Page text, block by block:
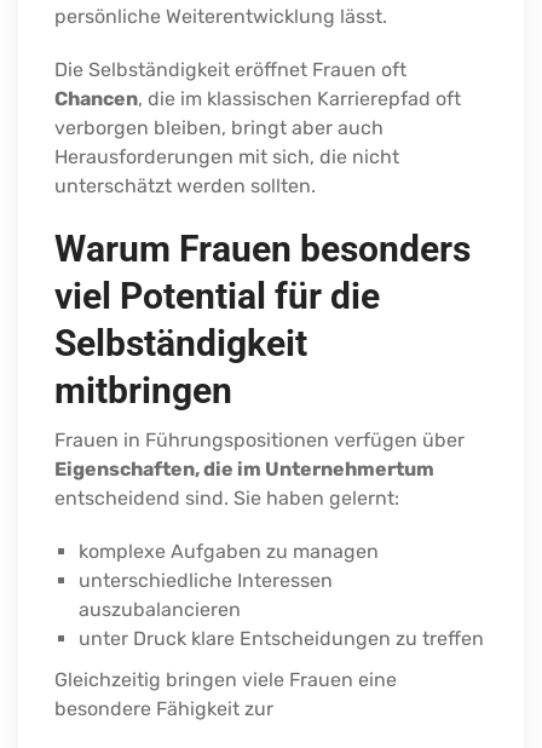
persönliche Weiterentwicklung lässt.
Die Selbständigkeit eröffnet Frauen oft
Chancen, die im klassischen Karrierepfad oft
verborgen bleiben, bringt aber auch
Herausforderungen mit sich, die nicht
unterschätzt werden sollten.
Warum Frauen besonders
viel Potential für die
Selbständigkeit
mitbringen
Frauen in Führungspositionen verfügen über
Eigenschaften, die im Unternehmertum
entscheidend sind. Sie haben gelernt:
komplexe Aufgaben zu managen
unterschiedliche Interessen
auszubalancieren
unter Druck klare Entscheidungen zu treffen
Gleichzeitig bringen viele Frauen eine
besondere Fähigkeit zur